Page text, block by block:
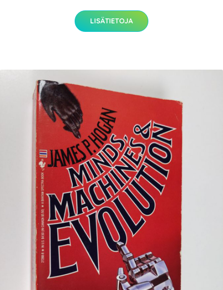
LISÄTIETOJA